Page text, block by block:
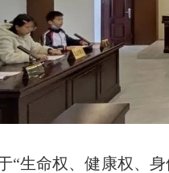
命权、健康权、身